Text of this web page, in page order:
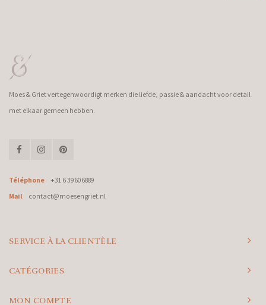
Moes & Griet vertegenwoordigt merken die liefde, passie & aandacht voor detail
met elkaar gemeen hebben.
Téléphone
+31 6 39606889
Mail
contact@moesengriet.nl
SERVICE À LA CLIENTÈLE
CATÉGORIES
MON COMPTE